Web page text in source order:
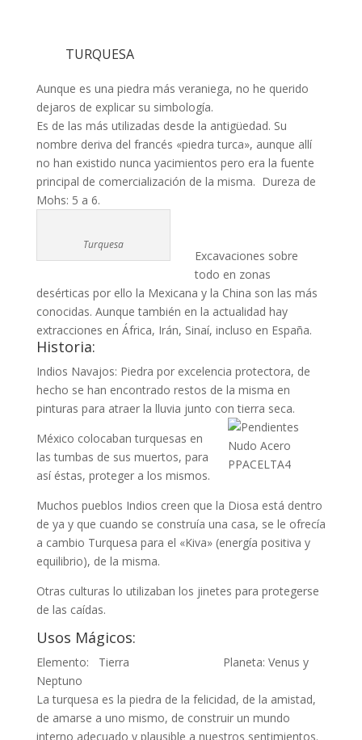
TURQUESA
Aunque es una piedra más veraniega, no he querido
dejaros de explicar su simbología.
Es de las más utilizadas desde la antigüedad. Su
nombre deriva del francés «piedra turca», aunque allí
no han existido nunca yacimientos pero era la fuente
principal de comercialización de la misma. Dureza de
Mohs: 5 a 6.
Turquesa
Excavaciones sobre
todo en zonas
desérticas por ello la Mexicana y la China son las más
conocidas. Aunque también en la actualidad hay
extracciones en África, Irán, Sinaí, incluso en España.
Historia:
Indios Navajos: Piedra por excelencia protectora, de
hecho se han encontrado restos de la misma en
pinturas para atraer la lluvia junto con tierra seca.
México colocaban turquesas en
las tumbas de sus muertos, para
así éstas, proteger a los mismos.
Muchos pueblos Indios creen que la Diosa está dentro
de ya y que cuando se construía una casa, se le ofrecía
a cambio Turquesa para el «Kiva» (energía positiva y
equilibrio), de la misma.
Otras culturas lo utilizaban los jinetes para protegerse
de las caídas.
Usos Mágicos:
Elemento: Tierra Planeta: Venus y
Neptuno
La turquesa es la piedra de la felicidad, de la amistad,
de amarse a uno mismo, de construir un mundo
interno adecuado y plausible a nuestros sentimientos.